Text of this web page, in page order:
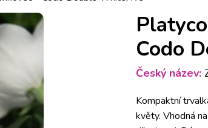
Codo
Český název:
Kompaktní
květy. Vhodná